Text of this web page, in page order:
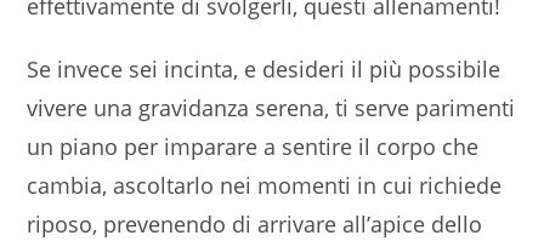
effettivamente di svolgerli, questi allenamenti!
Se invece sei incinta, e desideri il più possibile
vivere una gravidanza serena, ti serve parimenti
un piano per imparare a sentire il corpo che
cambia, ascoltarlo nei momenti in cui richiede
riposo, prevenendo di arrivare all’apice dello